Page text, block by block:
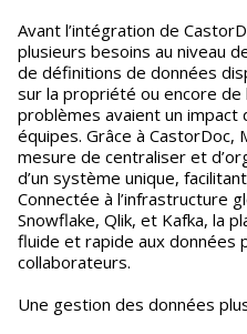
Avant l’intégration de
plusieurs besoins au niveau
de définitions de données
sur la propriété ou encore de
problèmes avaient un
équipes. Grâce à CastorDoc,
mesure de centraliser et
d’un système unique,
Connectée à l’infrastructure
Snowflake, Qlik, et Kafka, la
fluide et rapide aux données
collaborateurs.
Une gestion des données